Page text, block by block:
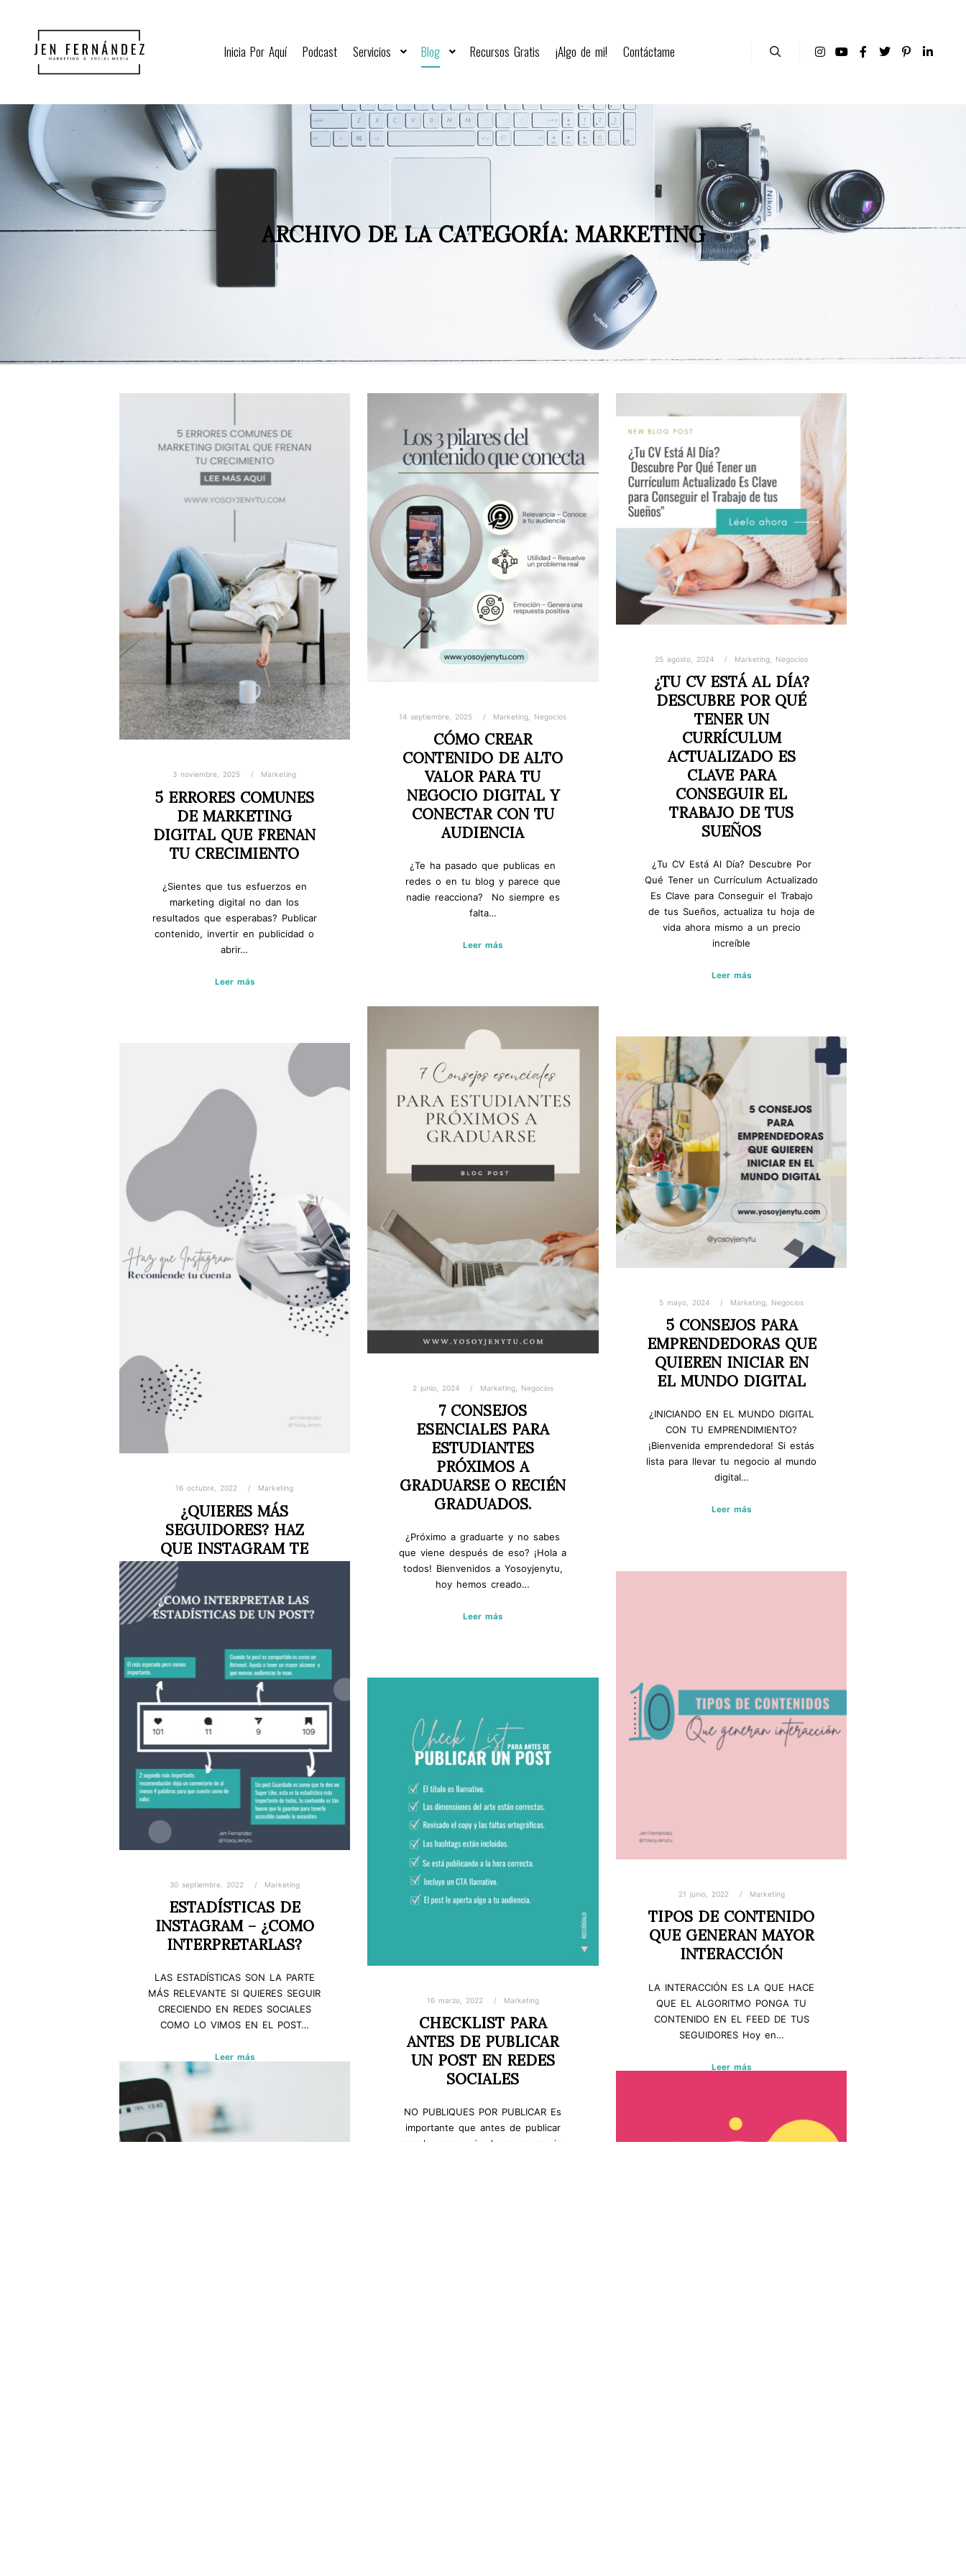
Inicia Por Aquí Podcast Servicios Blog Recursos Gratis ¡Algo de mi! Contáctame
ARCHIVO DE LA CATEGORÍA: MARKETING
3 noviembre, 2025 Marketing
5 ERRORES COMUNES
DE MARKETING
DIGITAL QUE FRENAN
TU CRECIMIENTO
¿Sientes que tus esfuerzos en
marketing digital no dan los
resultados que esperabas? Publicar
contenido, invertir en publicidad o
abrir…
Leer más
14 septiembre, 2025 Marketing Negocios
CÓMO CREAR
CONTENIDO DE ALTO
VALOR PARA TU
NEGOCIO DIGITAL Y
CONECTAR CON TU
AUDIENCIA
¿Te ha pasado que publicas en
redes o en tu blog y parece que
nadie reacciona? No siempre es
falta…
Leer más
25 agosto, 2024 Marketing Negocios
¿TU CV ESTÁ AL DÍA?
DESCUBRE POR QUÉ
TENER UN
CURRÍCULUM
ACTUALIZADO ES
CLAVE PARA
CONSEGUIR EL
TRABAJO DE TUS
SUEÑOS
¿Tu CV Está Al Día? Descubre Por
Qué Tener un Currículum Actualizado
Es Clave para Conseguir el Trabajo
de tus Sueños, actualiza tu hoja de
vida ahora mismo a un precio
increíble
Leer más
2 junio, 2024 Marketing, Negocios
7 CONSEJOS
ESENCIALES PARA
ESTUDIANTES
PRÓXIMOS A
GRADUARSE O RECIÉN
GRADUADOS.
¿Próximo a graduarte y no sabes
que viene después de eso? ¡Hola a
todos! Bienvenidos a Yosoyjenytu,
hoy hemos creado…
Leer más
5 mayo, 2024 Marketing Negocios
5 CONSEJOS PARA
EMPRENDEDORAS QUE
QUIEREN INICIAR EN
EL MUNDO DIGITAL
¿INICIANDO EN EL MUNDO DIGITAL
CON TU EMPRENDIMIENTO?
¡Bienvenida emprendedora! Si estás
lista para llevar tu negocio al mundo
digital…
Leer más
16 octubre, 2022 Marketing
¿QUIERES MÁS
SEGUIDORES? HAZ
QUE INSTAGRAM TE
RECOMIENDE
INSTAGRAM SIGUE SIENDO DE LAS
REDES SOCIALES FAVORITAS POR
quisiéramos muchas veces…
Leer más
30 septiembre, 2022 Marketing
ESTADÍSTICAS DE
INSTAGRAM – ¿COMO
INTERPRETARLAS?
LAS ESTADÍSTICAS SON LA PARTE
MÁS RELEVANTE SI QUIERES SEGUIR
CRECIENDO EN REDES SOCIALES
COMO LO VIMOS EN EL POST…
Leer más
21 junio, 2022 Marketing
TIPOS DE CONTENIDO
QUE GENERAN MAYOR
INTERACCIÓN
LA INTERACCIÓN ES LA QUE HACE
QUE EL ALGORITMO PONGA TU
CONTENIDO EN EL FEED DE TUS
SEGUIDORES Hoy en…
Leer más
16 marzo, 2022 Marketing
CHECKLIST PARA
ANTES DE PUBLICAR
UN POST EN REDES
SOCIALES
NO PUBLIQUES POR PUBLICAR Es
importante que antes de publicar
cumplas una serie de pasos previos